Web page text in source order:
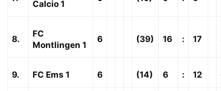
Calcio 1
8.
FC
Montlingen 1
6 (39) 16 : 17
9. FC Ems 1 6 (14) 6 : 12